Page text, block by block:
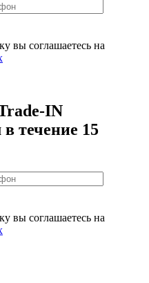
вы соглашаетесь на
IN
течение 15
вы соглашаетесь на